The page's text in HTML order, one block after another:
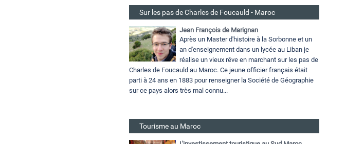
Sur les pas de Charles de Foucauld - Maroc
Jean François de Marignan
Après un Master d'histoire à la Sorbonne et un
an d'enseignement dans un lycée au Liban je
réalise un vieux rêve en marchant sur les pas de
Charles de Foucauld au Maroc. Ce jeune officier français était
parti à 24 ans en 1883 pour renseigner la Société de Géographie
sur ce pays alors très mal connu...
Tourisme au Maroc